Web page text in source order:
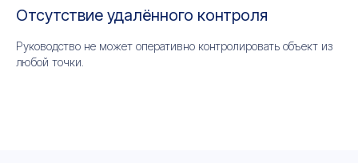
Отсутствие удалённого контроля
Руководство не может оперативно контролировать объект из
любой точки.